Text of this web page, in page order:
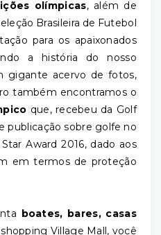
olímpicas, além de
Brasileira de Futebol
para os apaixonados
a história do nosso
gigante acervo de fotos,
também encontramos o
que, recebeu da Golf
publicação sobre golfe no
Award 2016, dado aos
em termos de proteção
boates, bares, casas
Village Mall, você